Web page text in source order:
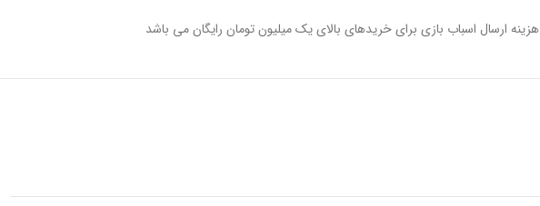
هزینه ارسال اسباب بازی برای خریدهای بالای یک میلیون تومان رایگان می باشد